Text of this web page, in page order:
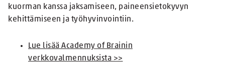
kuorman kanssa jaksamiseen, paineensietokyvyn
kehittämiseen ja työhyvinvointiin.
Lue lisää Academy of Brainin
verkkovalmennuksista >>